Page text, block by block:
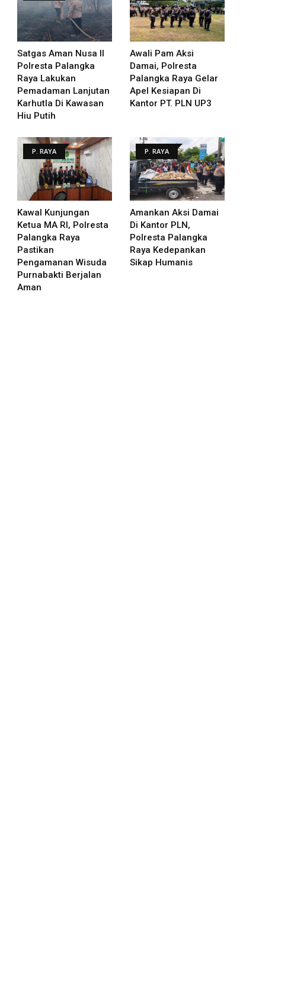
Satgas Aman Nusa II
Polresta Palangka
Raya Lakukan
Pemadaman Lanjutan
Karhutla Di Kawasan
Hiu Putih
Awali Pam Aksi
Damai, Polresta
Palangka Raya Gelar
Apel Kesiapan Di
Kantor PT. PLN UP3
P. RAYA
Kawal Kunjungan
Ketua MA RI, Polresta
Palangka Raya
Pastikan
Pengamanan Wisuda
Purnabakti Berjalan
Aman
P. RAYA
Amankan Aksi Damai
Di Kantor PLN,
Polresta Palangka
Raya Kedepankan
Sikap Humanis